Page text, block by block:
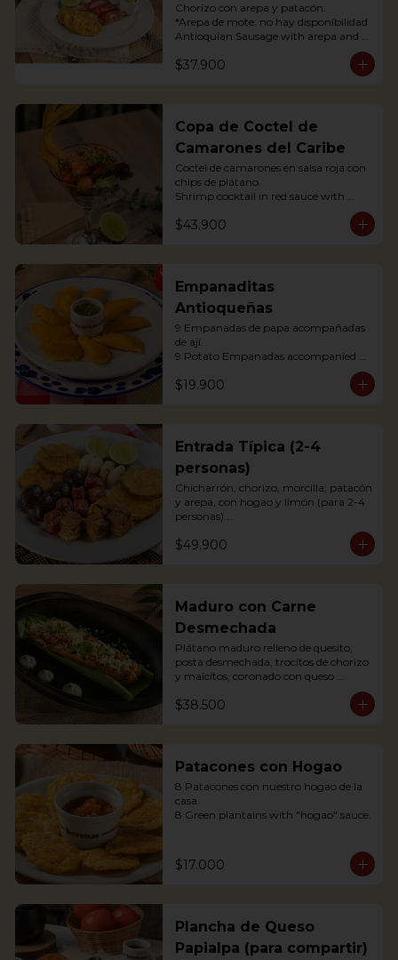
compartir)
Chorizo con arepa y patacón.
*Arepa de mote: no hay disponibilidad
Antioquian Sausage with arepa and
$37.900
Copa de Coctel de
Camarones del Caribe
Coctel de camarones en salsa roja con
chips de plátano.
Shrimp cocktail in red sauce with
$43.900
Empanaditas
Antioqueñas
9 Empanadas de papa acompañadas
de ají.
9 Potato Empanadas accompanied
$19.900
Entrada Típica (2-4
personas)
Chicharrón, chorizo, morcilla, patacón
y arepa, con hogao y limón (para 2-4
personas).
*Arepa de mote: no hay disponibilidad
Portions of pork crackling, sausage,
$49.900
Maduro con Carne
Desmechada
Plátano maduro relleno de quesito,
posta desmechada, trocitos de chorizo
y maicitos, coronado con queso
Sweet plantain filled with cheese,
$38.500
Patacones con Hogao
8 Patacones con nuestro hogao de la
casa.
8 Green plantains with "hogao" sauce.
$17.000
Plancha de Queso
Papialpa (para compartir)